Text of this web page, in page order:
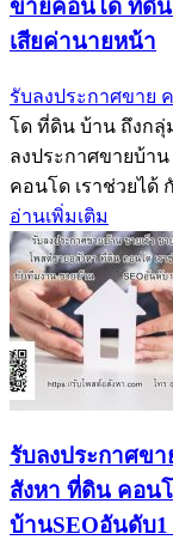
ขายคอนโด ที่ดิน
เสียค่านายหน้า
รับลงประกาศขาย
โด ที่ดิน บ้าน ถึงกลุ่
ลงประกาศขายบ้า
คอนโด เราช่วยได้
อ่านเพิ่มเติม
รับลงประกาศข
สังหา ที่ดิน คอน
บ้านSEOอันดับ1